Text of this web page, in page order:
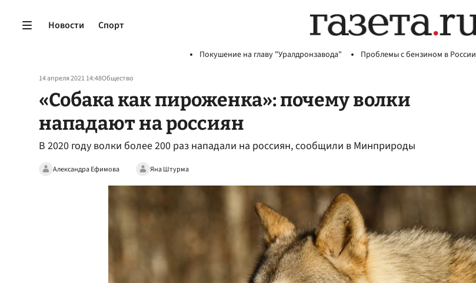
Новости Спорт
Покушение на главу "Уралдронзавода" Проблемы с бензином в России
14 апреля 2021 14:48Общество
«Собака как пироженка»: почему волки
нападают на россиян
В 2020 году волки более 200 раз нападали на россиян, сообщили в Минприроды
Александра Ефимова Яна Штурма